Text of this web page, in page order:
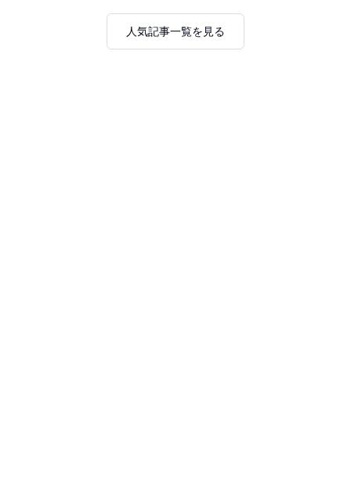
人気記事一覧を見る